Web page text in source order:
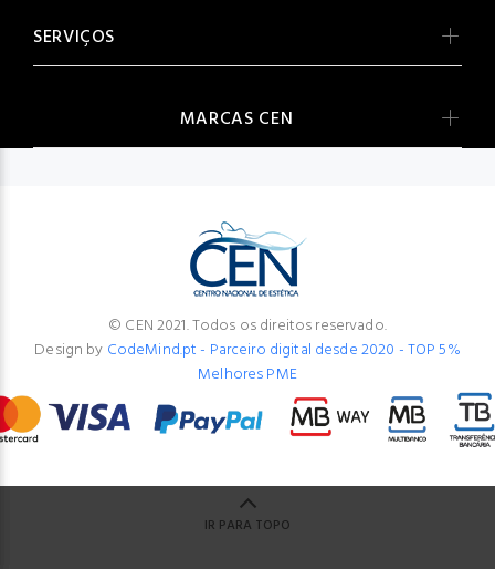
SERVIÇOS
MARCAS CEN
© CEN 2021. Todos os direitos reservado.
Design by CodeMind.pt - Parceiro digital desde 2020 - TOP 5%
Melhores PME
IR PARA TOPO